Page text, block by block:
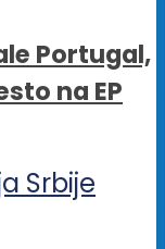
Portugal,
na EP